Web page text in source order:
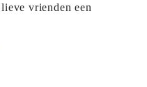
vrienden een